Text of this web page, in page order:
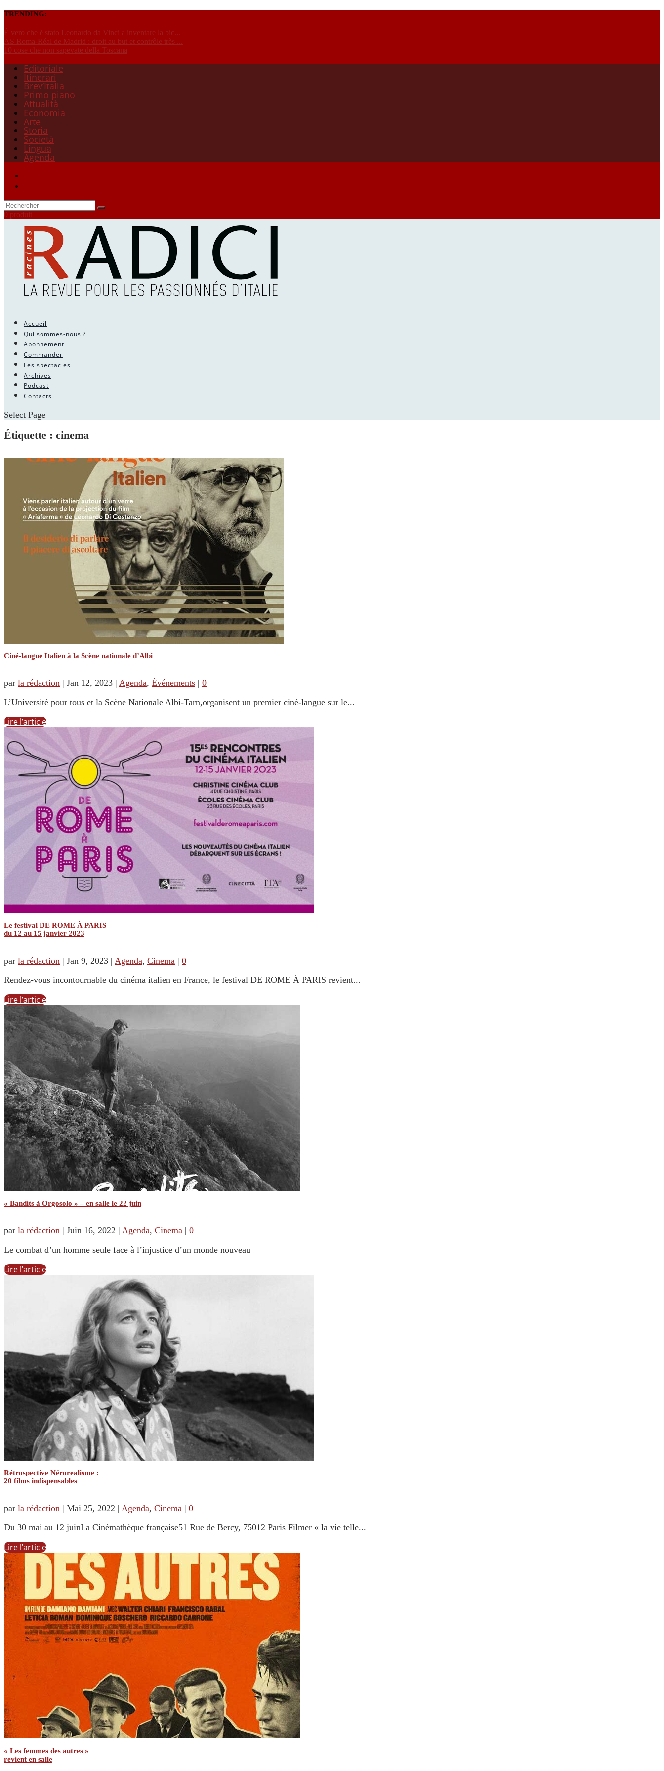
TRENDING:
È vero che è stato Leonardo da Vinci a inventare la bic...
AS Roma-Réal de Madrid : droit au but et contrôle très ...
10 cose che non sapevate della Toscana
Editoriale
Itinerari
Brev’Italia
Primo piano
Attualità
Economia
Arte
Storia
Società
Lingua
Agenda
0 produit
Accueil
Qui sommes-nous ?
Abonnement
Commander
Les spectacles
Archives
Podcast
Contacts
Select Page
Étiquette : cinema
Ciné-langue Italien à la Scène nationale d’Albi
par la rédaction | Jan 12, 2023 | Agenda, Événements | 0
L’Université pour tous et la Scène Nationale Albi-Tarn,organisent un premier ciné-langue sur le...
Lire l’article
Le festival DE ROME À PARIS
du 12 au 15 janvier 2023
par la rédaction | Jan 9, 2023 | Agenda, Cinema | 0
Rendez-vous incontournable du cinéma italien en France, le festival DE ROME À PARIS revient...
Lire l’article
« Bandits à Orgosolo » – en salle le 22 juin
par la rédaction | Juin 16, 2022 | Agenda, Cinema | 0
Le combat d’un homme seule face à l’injustice d’un monde nouveau
Lire l’article
Rétrospective Nérorealisme :
20 films indispensables
par la rédaction | Mai 25, 2022 | Agenda, Cinema | 0
Du 30 mai au 12 juinLa Cinémathèque française51 Rue de Bercy, 75012 Paris Filmer « la vie telle...
Lire l’article
« Les femmes des autres »
revient en salle